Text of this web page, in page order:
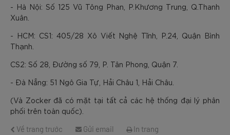
- Hà Nội: Số 125 Vũ Tông Phan, P.Khương Trung, Q.Thanh
Xuân.
- HCM: CS1: 405/28 Xô Viết Nghệ Tĩnh, P.24, Quận Bình
Thạnh.
CS2: Số 28, Đường số 79, P. Tân Phong, Quận 7.
- Đà Nẵng: 51 Ngô Gia Tự, Hải Châu 1, Hải Châu.
(Và Zocker đã có mặt tại tất cả các hệ thống đại lý phân
phối trên toàn quốc).
Về trang trước
Gửi email In trang